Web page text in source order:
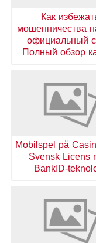
Как
мошенничества
официальный
Полный обзор
Mobilspel på
Svensk Licens
BankID-